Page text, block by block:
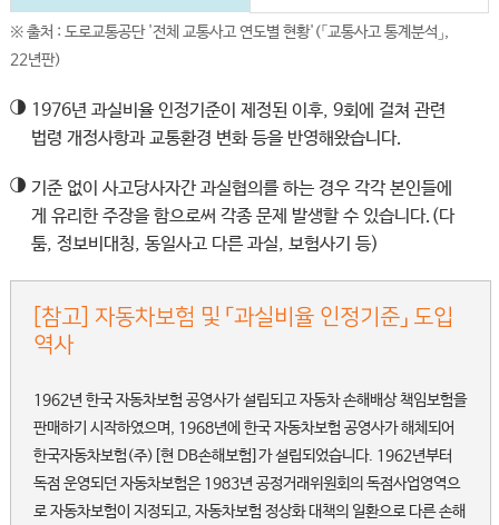
※ 출처 : 도로교통공단 '전체 교통사고 연도별 현황'(「교통사고 통계분석」,
22년판)
◑ 1976년 과실비율 인정기준이 제정된 이후, 9회에 걸쳐 관련
법령 개정사항과 교통환경 변화 등을 반영해왔습니다.
◑ 기준 없이 사고당사자간 과실협의를 하는 경우 각각 본인들에
게 유리한 주장을 함으로써 각종 문제 발생할 수 있습니다.(다
툼, 정보비대칭, 동일사고 다른 과실, 보험사기 등)
[참고] 자동차보험 및 「과실비율 인정기준」 도입
역사
1962년 한국 자동차보험 공영사가 설립되고 자동차 손해배상 책임보험을
판매하기 시작하였으며, 1968년에 한국 자동차보험 공영사가 해체되어
한국자동차보험(주)[현 DB손해보험]가 설립되었습니다. 1962년부터
독점 운영되던 자동차보험은 1983년 공정거래위원회의 독점사업영역으
로 자동차보험이 지정되고, 자동차보험 정상화 대책의 일환으로 다른 손해